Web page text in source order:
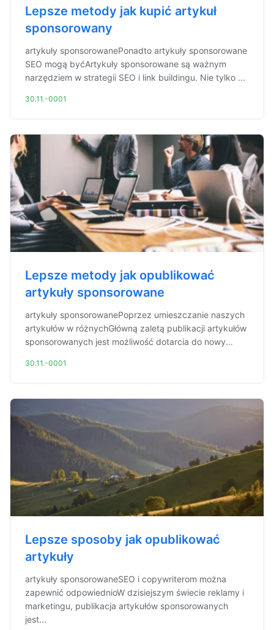
Lepsze metody jak kupić artykuł
sponsorowany
artykuły sponsorowanePonadto artykuły sponsorowane
SEO mogą byćArtykuły sponsorowane są ważnym
narzędziem w strategii SEO i link buildingu. Nie tylko ...
30.11.-0001
Lepsze metody jak opublikować
artykuły sponsorowane
artykuły sponsorowanePoprzez umieszczanie naszych
artykułów w różnychGłówną zaletą publikacji artykułów
sponsorowanych jest możliwość dotarcia do nowy...
30.11.-0001
Lepsze sposoby jak opublikować
artykuły
artykuły sponsorowaneSEO i copywriterom można
zapewnić odpowiednioW dzisiejszym świecie reklamy i
marketingu, publikacja artykułów sponsorowanych
jest...